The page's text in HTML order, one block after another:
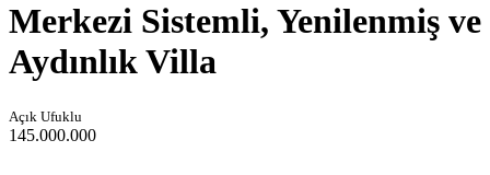
Merkezi Sistemli, Yenilenmiş ve
Aydınlık Villa
Açık Ufuklu
145.000.000